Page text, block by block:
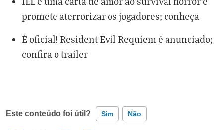
promete aterrorizar os jogadores; conheça
É oficial! Resident Evil Requiem é anunciado;
confira o trailer
Este conteúdo foi útil? Sim Não